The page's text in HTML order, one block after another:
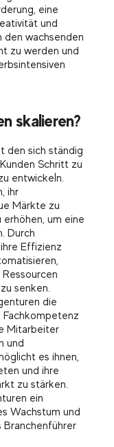
eine
und
den wachsenden
zu werden und
skalieren?
den sich ständig
Schritt zu
entwickeln.
ihr
Märkte zu
um eine
Durch
Effizienz
senken.
die
Fachkompetenz
Mitarbeiter
und
es ihnen,
und ihre
zu stärken.
ein
Wachstum und
Branchenführer